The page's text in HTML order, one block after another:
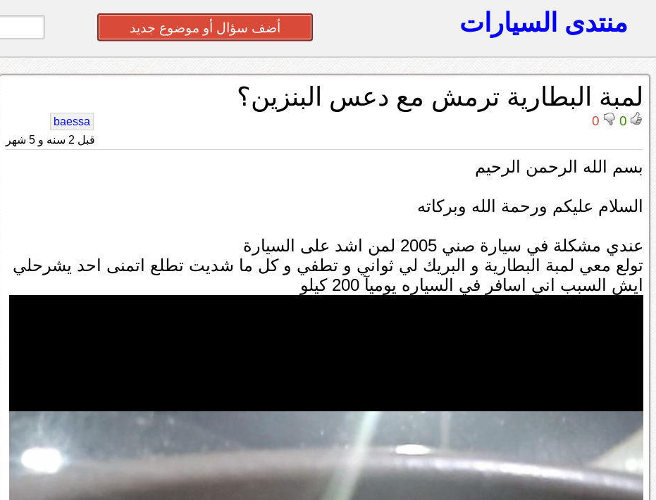
منتدى السيارات أضف سؤال أو موضوع جديد
لمبة البطارية ترمش مع دعس البنزين؟
0
0
baessa
قبل 2 سنه و 5 شهر
بسم الله الرحمن الرحيم
السلام عليكم ورحمة الله وبركاته
عندي مشكلة في سيارة صني 2005 لمن اشد على السيارة
تولع معي لمبة البطارية و البريك لي ثواني و تطفي و كل ما شديت تطلع اتمنى احد يشرحلي
ايش السبب اني اسافر في السياره يوميآ 200 كيلو